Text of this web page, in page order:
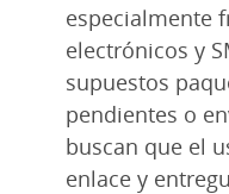
especialmente
electrónicos y
supuestos
pendientes o
buscan que el
enlace y